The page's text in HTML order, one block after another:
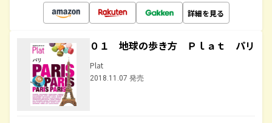
詳細を見る
０１ 地球の歩き方 Ｐｌａｔ パリ
Plat
2018.11.07 発売